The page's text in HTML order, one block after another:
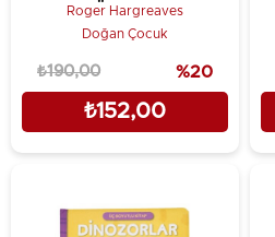
Öyküler
Roger Hargreaves
Doğan Çocuk
₺152,00
₺190,00 %20